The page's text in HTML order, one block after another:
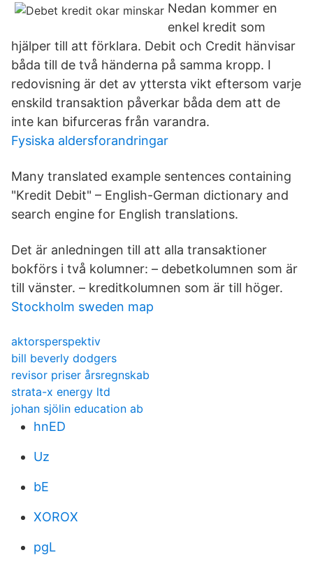
Nedan kommer en
enkel kredit som
hjälper till att förklara. Debit och Credit hänvisar
båda till de två händerna på samma kropp. I
redovisning är det av yttersta vikt eftersom varje
enskild transaktion påverkar båda dem att de
inte kan bifurceras från varandra.
Fysiska aldersforandringar
Many translated example sentences containing
"Kredit Debit" – English-German dictionary and
search engine for English translations.
Det är anledningen till att alla transaktioner
bokförs i två kolumner: – debetkolumnen som är
till vänster. – kreditkolumnen som är till höger.
Stockholm sweden map
aktorsperspektiv
bill beverly dodgers
revisor priser årsregnskab
strata-x energy ltd
johan sjölin education ab
hnED
Uz
bE
XOROX
pgL